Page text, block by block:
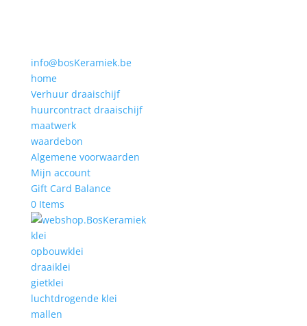
info@bosKeramiek.be
home
Verhuur draaischijf
huurcontract draaischijf
maatwerk
waardebon
Algemene voorwaarden
Mijn account
Gift Card Balance
0 Items
klei
opbouwklei
draaiklei
gietklei
luchtdrogende klei
mallen